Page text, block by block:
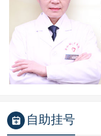
自助挂号